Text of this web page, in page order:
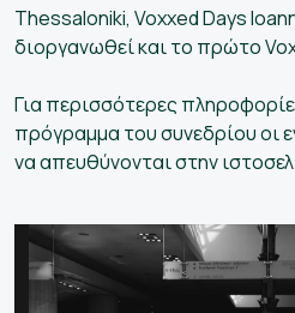
Thessaloniki, Voxxed Days
διοργανωθεί και το πρώτο
Για περισσότερες
πρόγραμμα του συνεδρίου οι
να απευθύνονται στην